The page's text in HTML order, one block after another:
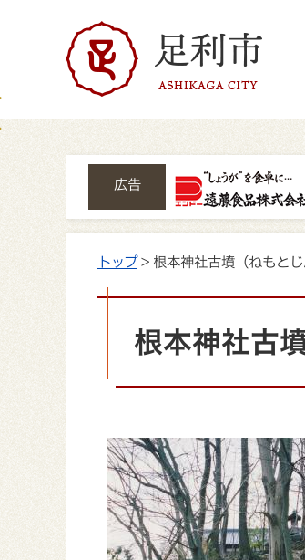
広告
トップ> 根本神社古墳（ねもとじ
根本神社古